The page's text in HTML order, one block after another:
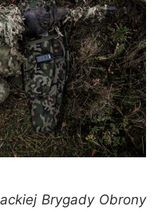
Brygady Obrony